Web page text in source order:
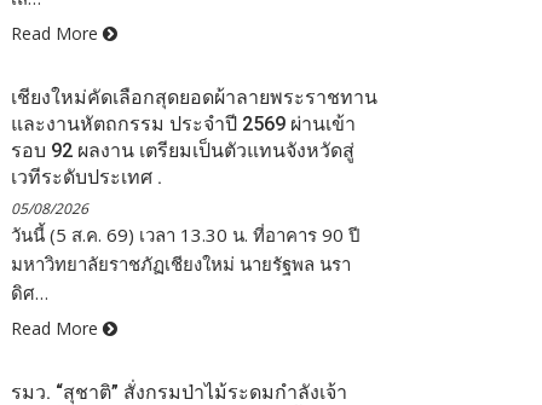
Read More
เชียงใหม่คัดเลือกสุดยอดผ้าลายพระราชทาน
และงานหัตถกรรม ประจำปี 2569 ผ่านเข้า
รอบ 92 ผลงาน เตรียมเป็นตัวแทนจังหวัดสู่
เวทีระดับประเทศ .
05/08/2026
วันนี้ (5 ส.ค. 69) เวลา 13.30 น. ที่อาคาร 90 ปี
มหาวิทยาลัยราชภัฏเชียงใหม่ นายรัฐพล นรา
ดิศ…
Read More
รมว. “สุชาติ” สั่งกรมป่าไม้ระดมกำลังเจ้า